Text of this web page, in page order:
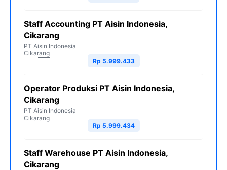
Staff Accounting PT Aisin Indonesia,
Cikarang
PT Aisin Indonesia
Cikarang
Rp 5.999.433
Operator Produksi PT Aisin Indonesia,
Cikarang
PT Aisin Indonesia
Cikarang
Rp 5.999.434
Staff Warehouse PT Aisin Indonesia,
Cikarang